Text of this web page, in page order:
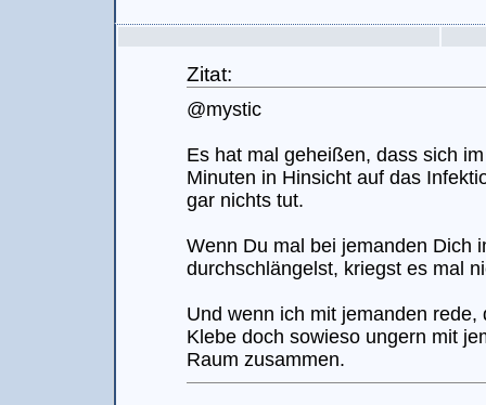
Zitat:
@mystic
Es hat mal geheißen, dass sich
Minuten in Hinsicht auf das
gar nichts tut.
Wenn Du mal bei jemanden Dich
durchschlängelst, kriegst es mal
Und wenn ich mit jemanden rede,
Klebe doch sowieso ungern mit
Raum zusammen.